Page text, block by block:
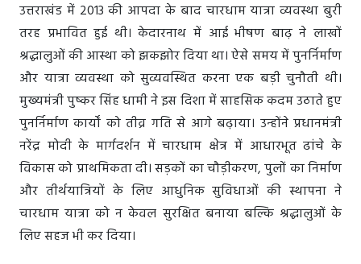
उत्तराखंड में 2013 की आपदा के बाद चारधाम यात्रा व्यवस्था बुरी
तरह प्रभावित हुई थी। केदारनाथ में आई भीषण बाढ़ ने लाखों
श्रद्धालुओं की आस्था को झकझोर दिया था। ऐसे समय में पुनर्निर्माण
और यात्रा व्यवस्था को सुव्यवस्थित करना एक बड़ी चुनौती थी।
मुख्यमंत्री पुष्कर सिंह धामी ने इस दिशा में साहसिक कदम उठाते हुए
पुनर्निर्माण कार्यों को तीव्र गति से आगे बढ़ाया। उन्होंने प्रधानमंत्री
नरेंद्र मोदी के मार्गदर्शन में चारधाम क्षेत्र में आधारभूत ढांचे के
विकास को प्राथमिकता दी। सड़कों का चौड़ीकरण, पुलों का निर्माण
और तीर्थयात्रियों के लिए आधुनिक सुविधाओं की स्थापना ने
चारधाम यात्रा को न केवल सुरक्षित बनाया बल्कि श्रद्धालुओं के
लिए सहज भी कर दिया।